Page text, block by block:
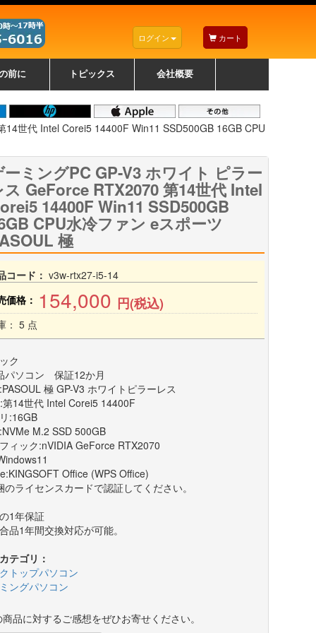
ログイン カート
前に トピックス 会社概要
世代 Intel Corei5 14400F Win11 SSD500GB 16GB CPU
ーミングPC GP-V3 ホワイト ピラー
ス GeForce RTX2070 第14世代 Intel
14400F Win11 SSD500GB
CPU水冷ファン eスポーツ
極
コード： v3w-rtx27-i5-14
価格： 154,000 円(税込)
： 5 点
ク
パソコン 保証12か月
極 GP-V3 ホワイトピラーレス
第14世代 Intel Corei5 14400F
:16GB
M.2 SSD 500GB
ィック:nVIDIA GeForce RTX2070
Office (WPS Office)
のライセンスカードで認証してください。
1年保証
品1年間交換対応が可能。
テゴリ：
トップパソコン
ングパソコン
商品に対するご感想をぜひお寄せください。